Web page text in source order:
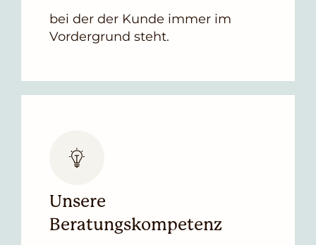
bei der der Kunde immer im
Vordergrund steht.
Unsere
Beratungskompetenz